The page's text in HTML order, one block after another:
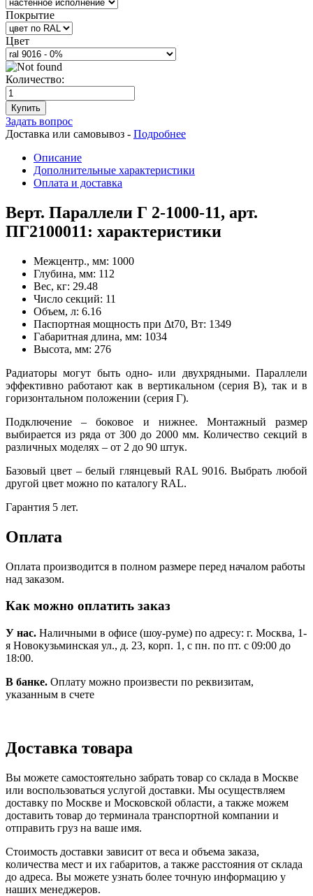
Покрытие
Цвет
Количество:
Купить
Задать вопрос
Доставка или самовывоз - Подробнее
Описание
Дополнительные характеристики
Оплата и доставка
Верт. Параллели Г 2-1000-11, арт.
ПГ2100011: характеристики
Межцентр., мм: 1000
Глубина, мм: 112
Вес, кг: 29.48
Число секций: 11
Объем, л: 6.16
Паспортная мощность при Δt70, Вт: 1349
Габаритная длина, мм: 1034
Высота, мм: 276
Радиаторы могут быть одно- или двухрядными. Параллели
эффективно работают как в вертикальном (серия В), так и в
горизонтальном положении (серия Г).
Подключение – боковое и нижнее. Монтажный размер
выбирается из ряда от 300 до 2000 мм. Количество секций в
различных моделях – от 2 до 90 штук.
Базовый цвет – белый глянцевый RAL 9016. Выбрать любой
другой цвет можно по каталогу RAL.
Гарантия 5 лет.
Оплата
Оплата производится в полном размере перед началом работы
над заказом.
Как можно оплатить заказ
У нас. Наличными в офисе (шоу-руме) по адресу: г. Москва, 1-
я Новокузьминская ул., д. 23, корп. 1, с пн. по пт. с 09:00 до
18:00.
В банке. Оплату можно произвести по реквизитам,
указанным в счете
Доставка товара
Вы можете самостоятельно забрать товар со склада в Москве
или воспользоваться услугой доставки. Мы осуществляем
доставку по Москве и Московской области, а также можем
доставить товар до терминала транспортной компании и
отправить груз на ваше имя.
Стоимость доставки зависит от веса и объема заказа,
количества мест и их габаритов, а также расстояния от склада
до адреса. Вы можете узнать более точную информацию у
наших менеджеров.